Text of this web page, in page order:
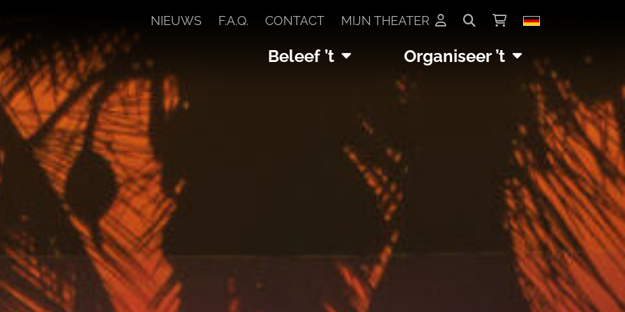
NIEUWS F.A.Q. CONTACT MIJN THEATER
Beleef ’t Organiseer ’t